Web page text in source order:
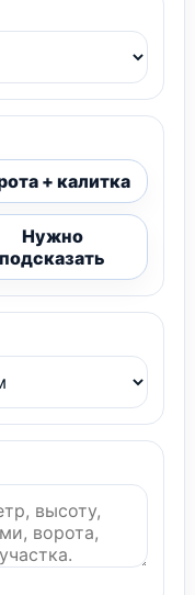
+ калитка
Нужно
подсказать